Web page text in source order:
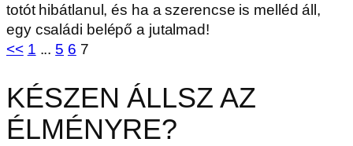
totót hibátlanul, és ha a szerencse is melléd áll,
egy családi belépő a jutalmad!
<< 1 ... 5 6 7
KÉSZEN ÁLLSZ AZ
ÉLMÉNYRE?